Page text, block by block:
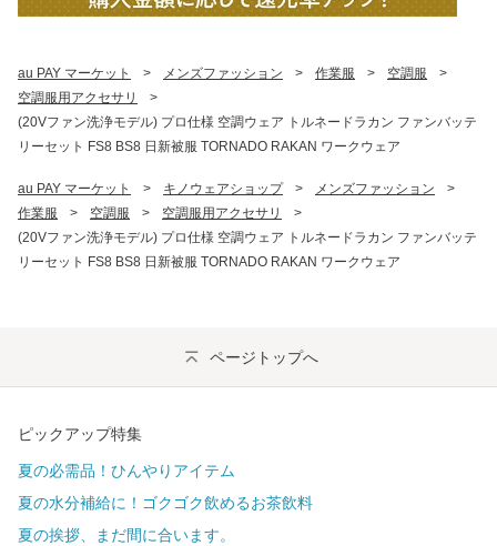
au PAY マーケット > メンズファッション > 作業服 > 空調服
>
空調服用アクセサリ
>
(20Vファン洗浄モデル) プロ仕様 空調ウェア トルネードラカン ファンバッテ
リーセット FS8 BS8 日新被服 TORNADO RAKAN ワークウェア
au PAY マーケット > キノウェアショップ > メンズファッション
>
作業服
> 空調服 > 空調服用アクセサリ
>
(20Vファン洗浄モデル) プロ仕様 空調ウェア トルネードラカン ファンバッテ
リーセット FS8 BS8 日新被服 TORNADO RAKAN ワークウェア
ページトップへ
ピックアップ特集
夏の必需品！ひんやりアイテム
夏の水分補給に！ゴクゴク飲めるお茶飲料
夏の挨拶、まだ間に合います。